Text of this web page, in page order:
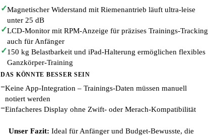
✓Magnetischer Widerstand mit Riemenantrieb läuft ultra-leise
unter 25 dB
✓LCD-Monitor mit RPM-Anzeige für präzises Trainings-Tracking
auch für Anfänger
✓150 kg Belastbarkeit und iPad-Halterung ermöglichen flexibles
Ganzkörper-Training
DAS KÖNNTE BESSER SEIN
−Keine App-Integration – Trainings-Daten müssen manuell
notiert werden
−Einfacheres Display ohne Zwift- oder Merach-Kompatibilität
Unser Fazit: Ideal für Anfänger und Budget-Bewusste, die